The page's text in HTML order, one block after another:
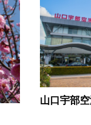
山口宇部